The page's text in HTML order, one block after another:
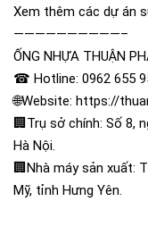
Xem thêm các dự án
——————————–
ỐNG NHỰA THUẬN
☎ Hotline: 0962 655
🌐Website: https://
🏢Trụ sở chính: Số 8,
Hà Nội.
🏢Nhà máy sản xuất:
Mỹ, tỉnh Hưng Yên.